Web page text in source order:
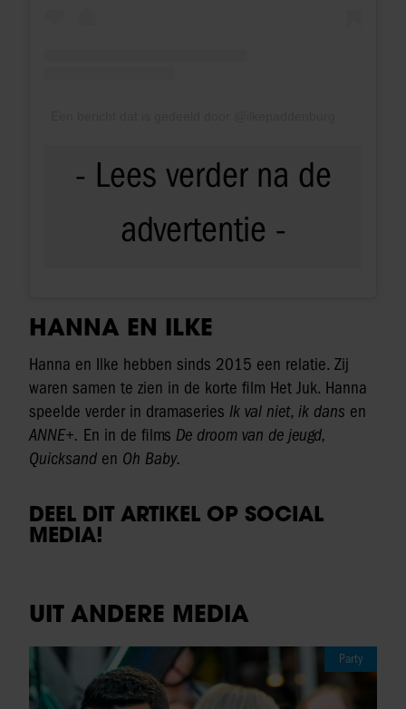
HANNA EN ILKE
Hanna en Ilke hebben sinds 2015 een relatie. Zij
waren samen te zien in de korte film Het Juk. Hanna
speelde verder in dramaseries Ik val niet, ik dans en
ANNE+. En in de films De droom van de jeugd,
Quicksand en Oh Baby.
DEEL DIT ARTIKEL OP SOCIAL
MEDIA!
UIT ANDERE MEDIA
Party